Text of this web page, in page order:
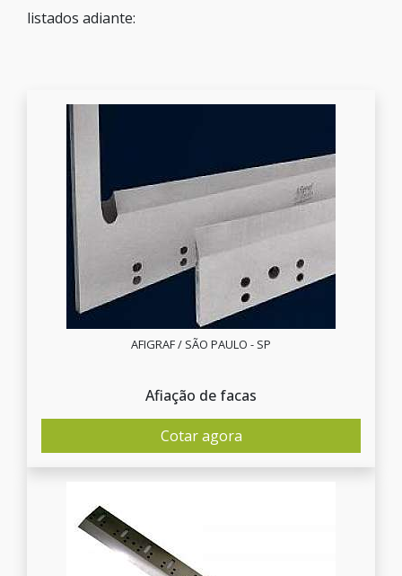
listados adiante:
AFIGRAF / SÃO PAULO - SP
Afiação de facas
Cotar agora